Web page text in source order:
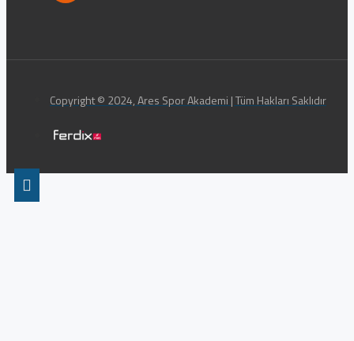
Copyright © 2024, Ares Spor Akademi | Tüm Hakları Saklıdır